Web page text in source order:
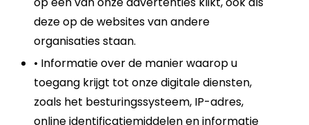
deze op de websites van andere
organisaties staan.
• Informatie over de manier waarop u
toegang krijgt tot onze digitale diensten,
zoals het besturingssysteem, IP-adres,
online identificatiemiddelen en informatie